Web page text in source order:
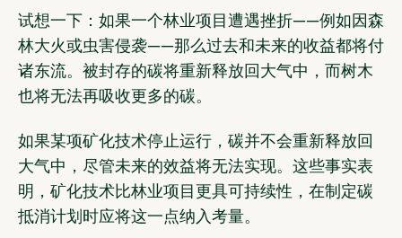
试想一下：如果一个林业项目遭遇挫折——例如因森
林大火或虫害侵袭——那么过去和未来的收益都将付
诸东流。被封存的碳将重新释放回大气中，而树木
也将无法再吸收更多的碳。
如果某项矿化技术停止运行，碳并不会重新释放回
大气中，尽管未来的效益将无法实现。这些事实表
明，矿化技术比林业项目更具可持续性，在制定碳
抵消计划时应将这一点纳入考量。